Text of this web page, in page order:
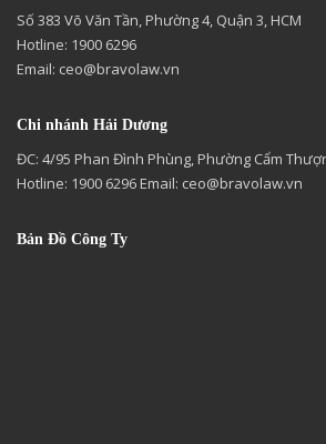
Số 383 Võ Văn Tần, Phường 4, Quận 3, HCM
Hotline: 1900 6296
Email: ceo@bravolaw.vn
Chi nhánh Hải Dương
ĐC: 4/95 Phan Đình Phùng, Phường Cẩm
Hotline: 1900 6296 Email: ceo@bravolaw.vn
Bản Đồ Công Ty